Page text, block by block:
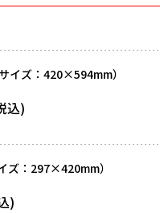
イズ：420×594mm）
ズ：297×420mm）